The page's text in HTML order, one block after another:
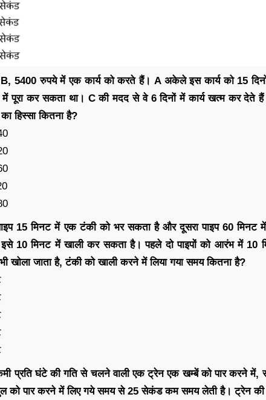
5400 रुपये में एक कार्य को करते हैं। A अकेले इस कार्य को 15
में पूरा कर सकता था। C की मदद से वे 6 दिनों में कार्य खत्म कर देते
हिस्सा कितना है?
15 मिनट में एक टंकी को भर सकता है और दूसरा पाइप 60
इसे 10 मिनट में खाली कर सकता है। पहले दो पाइपों को आरंभ में 10
भी खोला जाता है, टंकी को खाली करने में लिया गया समय कितना है?
प्रति घंटे की गति से चलने वाली एक ट्रेन एक खम्बें को पार करने में,
को पार करने में लिए गये समय से 25 सेकंड कम समय लेती है। ट्रेन की